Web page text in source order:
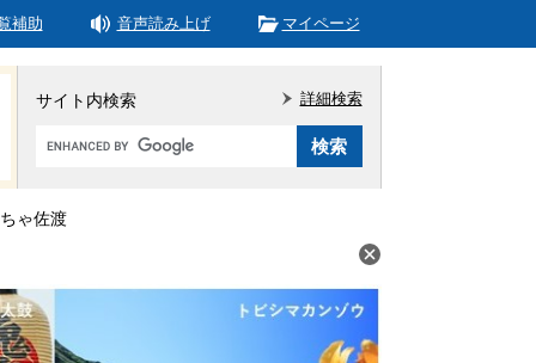
補助 音声読み上げ マイページ
サイト内検索
Google
タ
ム
詳細検索
ゃ佐渡